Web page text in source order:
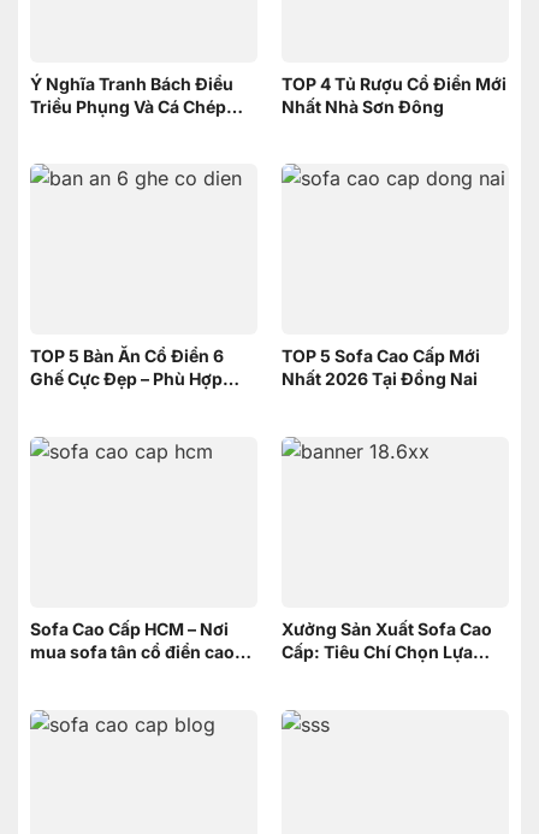
Ý Nghĩa Tranh Bách Điểu
Triều Phụng Và Cá Chép
TOP 4 Tủ Rượu Cổ Điển Mới
Nhất Nhà Sơn Đông
TOP 5 Bàn Ăn Cổ Điển 6
Ghế Cực Đẹp – Phù Hợp
TOP 5 Sofa Cao Cấp Mới
Nhất 2026 Tại Đồng Nai
Sofa Cao Cấp HCM – Nơi
mua sofa tân cổ điển cao
Xưởng Sản Xuất Sofa Cao
Cấp: Tiêu Chí Chọn Lựa